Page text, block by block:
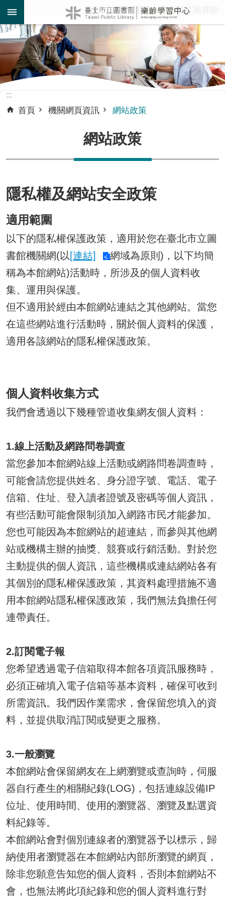
跳到主要內容區塊 網站導覽 臺北市立圖書館
:::
首頁 機關網頁資訊 網站政策
網站政策
隱私權及網站安全政策
適用範圍
以下的隱私權保護政策，適用於您在臺北市立圖
書館機關網(以[連結]
網域為原則)，以下均簡
稱為本館網站)活動時，所涉及的個人資料收
集、運用與保護。
但不適用於經由本館網站連結之其他網站。當您
在這些網站進行活動時，關於個人資料的保護，
適用各該網站的隱私權保護政策。
個人資料收集方式
我們會透過以下幾種管道收集網友個人資料：
1.線上活動及網路問卷調查
當您參加本館網站線上活動或網路問卷調查時，
可能會請您提供姓名、身分證字號、電話、電子
信箱、住址、登入讀者證號及密碼等個人資訊，
有些活動可能會限制須加入網路市民才能參加。
您也可能因為本館網站的超連結，而參與其他網
站或機構主辦的抽獎、競賽或行銷活動。對於您
主動提供的個人資訊，這些機構或連結網站各有
其個別的隱私權保護政策，其資料處理措施不適
用本館網站隱私權保護政策，我們無法負擔任何
連帶責任。
2.訂閱電子報
您希望透過電子信箱取得本館各項資訊服務時，
必須正確填入電子信箱等基本資料，確保可收到
所需資訊。我們因作業需求，會保留您填入的資
料，並提供取消訂閱或變更之服務。
3.一般瀏覽
本館網站會保留網友在上網瀏覽或查詢時，伺服
器自行產生的相關紀錄(LOG)，包括連線設備IP
位址、使用時間、使用的瀏覽器、瀏覽及點選資
料紀錄等。
本館網站會對個別連線者的瀏覽器予以標示，歸
納使用者瀏覽器在本館網站內部所瀏覽的網頁，
除非您願意告知您的個人資料，否則本館網站不
會，也無法將此項紀錄和您的個人資料進行對